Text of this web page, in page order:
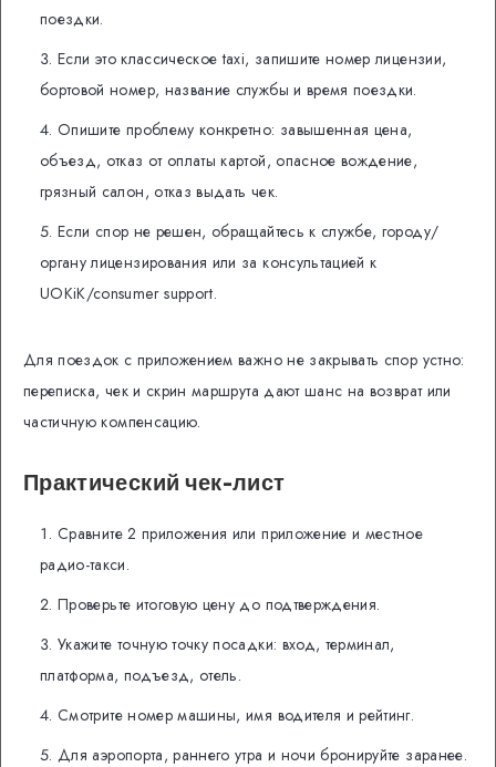
поездки.
Если это классическое taxi, запишите номер лицензии,
бортовой номер, название службы и время поездки.
Опишите проблему конкретно: завышенная цена,
объезд, отказ от оплаты картой, опасное вождение,
грязный салон, отказ выдать чек.
Если спор не решен, обращайтесь к службе, городу/
органу лицензирования или за консультацией к
UOKiK/consumer support.
Для поездок с приложением важно не закрывать спор устно:
переписка, чек и скрин маршрута дают шанс на возврат или
частичную компенсацию.
Практический чек-лист
Сравните 2 приложения или приложение и местное
радио-такси.
Проверьте итоговую цену до подтверждения.
Укажите точную точку посадки: вход, терминал,
платформа, подъезд, отель.
Смотрите номер машины, имя водителя и рейтинг.
Для аэропорта, раннего утра и ночи бронируйте заранее.